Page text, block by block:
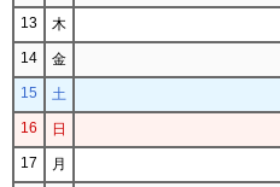
13
木
14
金
15
土
16
日
17
月